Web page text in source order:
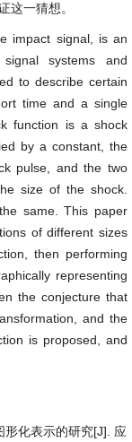
这一猜想。
impact signal, is an
systems and
to describe certain
time and a single
function is a shock
by a constant, the
pulse, and the two
size of the shock.
same. This paper
of different sizes
then performing
representing
the conjecture that
and the
is proposed, and
形化表示的研究[J]. 应